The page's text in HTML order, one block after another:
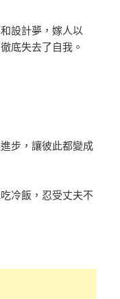
設計夢，嫁人以
底失去了自我。
步，讓彼此都變成
冷飯，忍受丈夫不